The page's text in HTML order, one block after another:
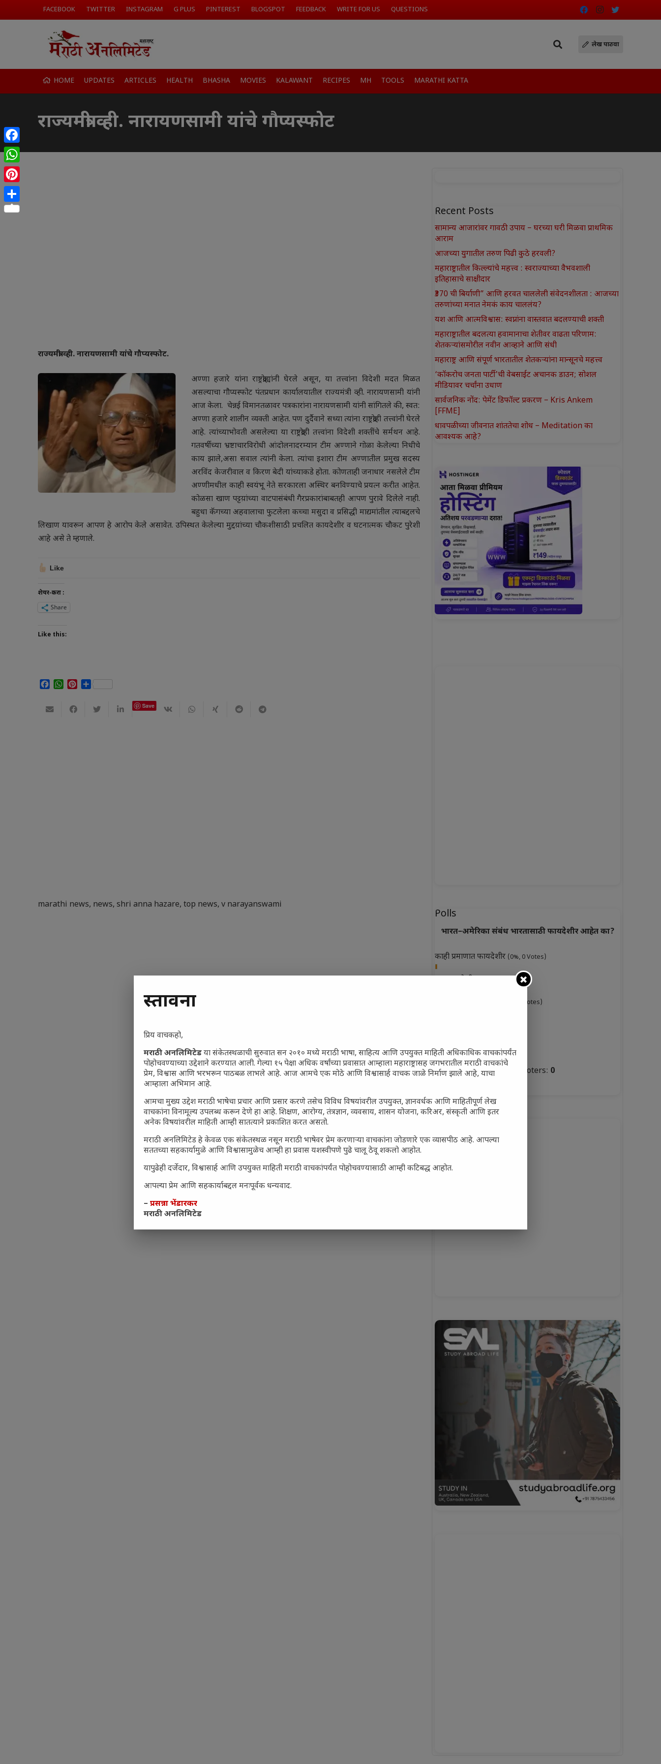
FACEBOOK TWITTER INSTAGRAM G PLUS PINTEREST BLOGSPOT FEEDBACK WRITE FOR US QUESTIONS
लेख पाठवा
HOME UPDATES ARTICLES HEALTH BHASHA MOVIES KALAWANT RECIPES MH TOOLS MARATHI KATTA
राज्यमंत्री व्ही. नारायणसामी यांचे गौप्यस्फोट
राज्यमंत्री व्ही. नारायणसामी यांचे गौप्यस्फोट.
अण्णा हजारे यांना राष्ट्रद्रोह्यांनी घेरले असून, या तत्त्वांना विदेशी मदत मिळत
असल्याचा गौप्यस्फोट पंतप्रधान कार्यालयातील राज्यमंत्री व्ही. नारायणसामी यांनी
आज केला. चेन्नई विमानतळावर पत्रकारांना नारायणसामी यांनी सांगितले की, स्वत:
अण्णा हजारे शालीन व्यक्ती आहेत. पण दुर्दैवाने सध्या त्यांना राष्ट्रद्रोही तत्त्वांनी घेरले
आहे. त्यांच्याभोवती असलेल्या या राष्ट्रद्रोही तत्त्वांना विदेशी शक्तींचे सर्मथन आहे.
गतवर्षीच्या भ्रष्टाचारविरोधी आंदोलनादरम्यान टीम अण्णाने गोळा केलेल्या निधीचे
काय झाले,असा सवाल त्यांनी केला. त्यांचा इशारा टीम अण्णातील प्रमुख सदस्य
अरविंद केजरीवाल व किरण बेदी यांच्याकडे होता. कोणताही जनाधार नसलेले टीम
अण्णीमधील काही स्वयंभू नेते सरकारला अस्थिर बनविण्याचे प्रयत्न करीत आहेत.
कोळसा खाण पट्टय़ांच्या वाटपासंबंधी गैरप्रकारांबाबतही आपण पुरावे दिलेले नाही.
बहुधा कॅगच्या अहवालाचा फुटलेला कच्चा मसुदा व प्रसिद्धी माद्यमांतील त्याबद्दलचे
लिखाण यावरून आपण हे आरोप केले असावेत. उपिस्थत केलेल्या मुद्दय़ांच्या चौकशीसाठी प्रचलित कायदेशीर व घटनात्मक चौकट पुरेशी
आहे असे ते म्हणाले.
Like
शेयर-करा :
Share
Like this:
Facebook
WhatsApp
Pinterest
Share
Save
marathi news, news, shri anna hazare, top news, v narayanswami
Recent Posts
सामान्य आजारांवर गावठी उपाय – घरच्या घरी मिळवा प्राथमिक
आराम
आजच्या युगातील तरुण पिढी कुठे हरवली?
महाराष्ट्रातील किल्ल्यांचे महत्त्व : स्वराज्याच्या वैभवशाली
इतिहासाचे साक्षीदार
₹370 ची बिर्याणी” आणि हरवत चाललेली संवेदनशीलता : आजच्या
तरुणांच्या मनात नेमकं काय चाललंय?
यश आणि आत्मविश्वास: स्वप्नांना वास्तवात बदलण्याची शक्ती
महाराष्ट्रातील बदलत्या हवामानाचा शेतीवर वाढता परिणाम:
शेतकऱ्यांसमोरील नवीन आव्हाने आणि संधी
महाराष्ट्र आणि संपूर्ण भारतातील शेतकऱ्यांना मान्सूनचे महत्त्व
‘कॉकरोच जनता पार्टी’ची वेबसाईट अचानक डाउन; सोशल
मीडियावर चर्चांना उधाण
सार्वजनिक नोंद: पेमेंट डिफॉल्ट प्रकरण – Kris Ankem
[FFME]
धावपळीच्या जीवनात शांततेचा शोध – Meditation का
आवश्यक आहे?
Polls
भारत–अमेरिका संबंध भारतासाठी फायदेशीर आहेत का?
काही प्रमाणात फायदेशीर (0%, 0 Votes)
(0%, 3 Votes)
(0%, 0 Votes)
तटस्थ(0%, 3 Votes)
Total Voters: 0
Facebook
WhatsApp
Pinterest
Share
प्रस्तावना
प्रिय वाचकहो,
मराठी अनलिमिटेडया संकेतस्थळाची सुरुवात सन २०१० मध्ये मराठी भाषा, साहित्य आणि उपयुक्त माहिती अधिकाधिक वाचकांपर्यंत
पोहोचवण्याच्या उद्देशाने करण्यात आली. गेल्या १५ पेक्षा अधिक वर्षांच्या प्रवासात आम्हाला महाराष्ट्रासह जगभरातील मराठी वाचकांचे
प्रेम, विश्वास आणि भरभरून पाठबळ लाभले आहे. आज आमचे एक मोठे आणि विश्वासार्ह वाचक जाळे निर्माण झाले आहे, याचा
आम्हाला अभिमान आहे.
आमचा मुख्य उद्देश मराठी भाषेचा प्रचार आणि प्रसार करणे तसेच विविध विषयांवरील उपयुक्त, ज्ञानवर्धक आणि माहितीपूर्ण लेख
वाचकांना विनामूल्य उपलब्ध करून देणे हा आहे. शिक्षण, आरोग्य, तंत्रज्ञान, व्यवसाय, शासन योजना, करिअर, संस्कृती आणि इतर
अनेक विषयांवरील माहिती आम्ही सातत्याने प्रकाशित करत असतो.
मराठी अनलिमिटेड हे केवळ एक संकेतस्थळ नसून मराठी भाषेवर प्रेम करणाऱ्या वाचकांना जोडणारे एक व्यासपीठ आहे. आपल्या
सततच्या सहकार्यामुळे आणि विश्वासामुळेच आम्ही हा प्रवास यशस्वीपणे पुढे चालू ठेवू शकलो आहोत.
यापुढेही दर्जेदार, विश्वासार्ह आणि उपयुक्त माहिती मराठी वाचकांपर्यंत पोहोचवण्यासाठी आम्ही कटिबद्ध आहोत.
आपल्या प्रेम आणि सहकार्याबद्दल मनःपूर्वक धन्यवाद.
– प्रसन्ना भेंडारकर
मराठी अनलिमिटेड